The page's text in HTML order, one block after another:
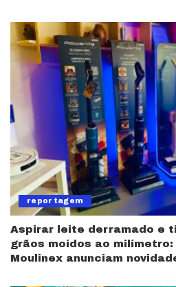
reportagem
Aspirar leite derramado e
grãos moídos ao milímetro:
Moulinex anunciam